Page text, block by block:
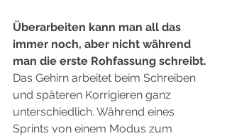
Überarbeiten kann man all das
immer noch, aber nicht während
man die erste Rohfassung schreibt.
Das Gehirn arbeitet beim Schreiben
und späteren Korrigieren ganz
unterschiedlich. Während eines
Sprints von einem Modus zum